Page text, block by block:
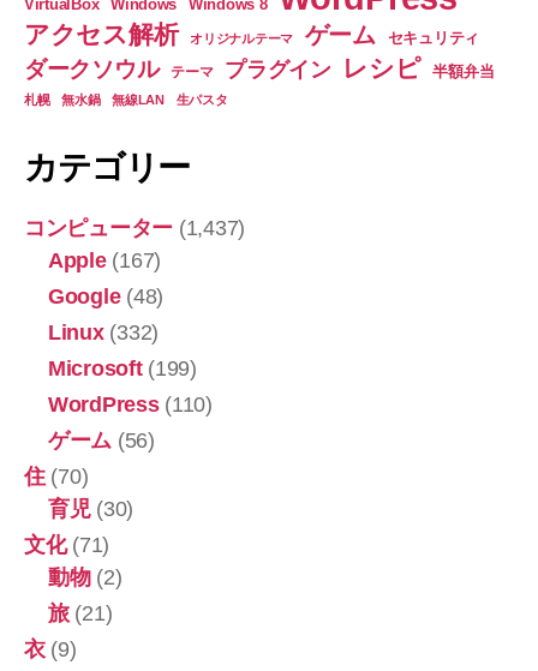
方
法
VirtualBox Windows Windows 8
アクセス解析 オリジナルテーマ ゲーム セキュリティ
ダークソウル テーマ プラグイン レシピ 半額弁当
札幌 無水鍋 無線LAN 生パスタ
カテゴリー
コンピューター (1,437)
Apple(167)
Google(48)
Linux(332)
Microsoft(199)
WordPress(110)
ゲーム (56)
住(70)
育児(30)
文化(71)
動物(2)
旅(21)
衣(9)